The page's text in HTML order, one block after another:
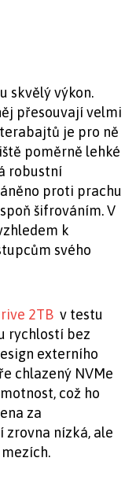
skvělý výkon.
přesouvají velmi
je pro ně
poměrně lehké
robustní
proti prachu
šifrováním. V
k
svého
2TB v testu
rychlostí bez
externího
chlazený NVMe
což ho
za
zrovna nízká, ale